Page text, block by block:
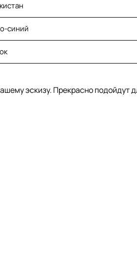
синий
эскизу. Прекрасно подойдут